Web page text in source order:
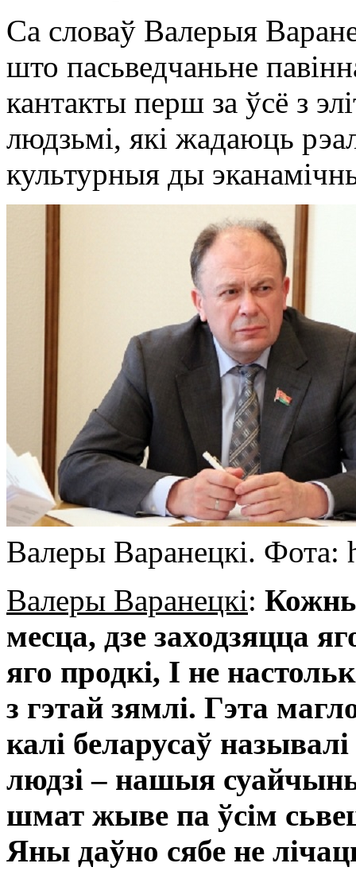
Са словаў Валерыя
што пасьведчаньне
кантакты перш за ўсё з
людзьмі, які жадаюць
культурныя ды
Валеры Варанецкі. Фота:
Валеры Варанецкі:
месца, дзе заходзяцца
яго продкі, І не
з гэтай зямлі. Гэта
калі беларусаў
людзі – нашыя
шмат жыве па ўсім
Яны даўно сябе не